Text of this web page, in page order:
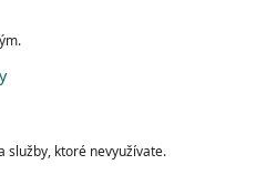
služby, ktoré nevyužívate.